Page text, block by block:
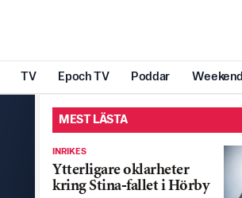
TV Epoch TV Poddar Weekend
MEST LÄSTA
INRIKES
Ytterligare oklarheter
kring Stina-fallet i Hörby